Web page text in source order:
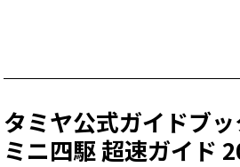
タミヤ公式ガイドブッ
ミニ四駆 超速ガイド